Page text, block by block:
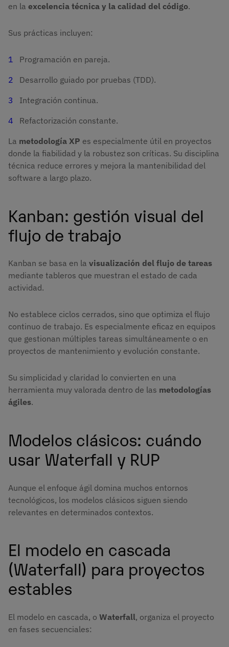
en la excelencia técnica y la calidad del código.
Sus prácticas incluyen:
Programación en pareja.
Desarrollo guiado por pruebas (TDD).
Integración continua.
Refactorización constante.
La metodología XP es especialmente útil en proyectos
donde la fiabilidad y la robustez son críticas. Su disciplina
técnica reduce errores y mejora la mantenibilidad del
software a largo plazo.
Kanban: gestión visual del
flujo de trabajo
Kanban se basa en la visualización del flujo de tareas
mediante tableros que muestran el estado de cada
actividad.
No establece ciclos cerrados, sino que optimiza el flujo
continuo de trabajo. Es especialmente eficaz en equipos
que gestionan múltiples tareas simultáneamente o en
proyectos de mantenimiento y evolución constante.
Su simplicidad y claridad lo convierten en una
herramienta muy valorada dentro de las metodologías
ágiles.
Modelos clásicos: cuándo
usar Waterfall y RUP
Aunque el enfoque ágil domina muchos entornos
tecnológicos, los modelos clásicos siguen siendo
relevantes en determinados contextos.
El modelo en cascada
(Waterfall) para proyectos
estables
El modelo en cascada, o Waterfall, organiza el proyecto
en fases secuenciales: